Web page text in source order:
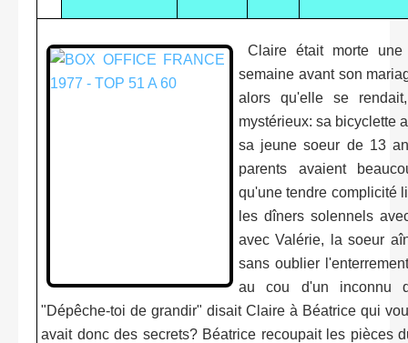
Claire était morte
semaine avant son
alors qu'elle se
mystérieux: sa bicyclette
sa jeune soeur de 13
parents avaient
qu'une tendre complicité
les dîners solennels
avec Valérie, la soeur
sans oublier
au cou d'un inconnu
"Dépêche-toi de grandir" disait Claire à Béatrice qui
avait donc des secrets? Béatrice recoupait les pièces